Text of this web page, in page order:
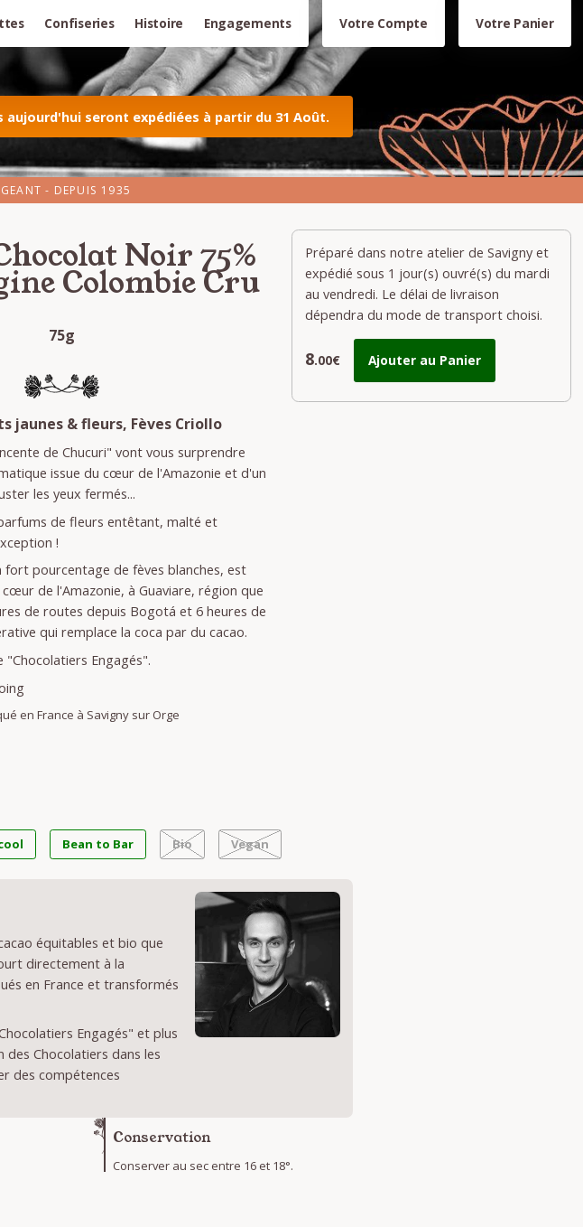
Confiseries Histoire Engagements Votre Compte Votre Panier
aujourd'hui seront expédiées à partir du 31 Août.
- DEPUIS 1935
Noir 75%
Colombie Cru
75g
jaunes & fleurs, Fèves Criollo
de Chucuri" vont vous surprendre
issue du cœur de l'Amazonie et d'un
les yeux fermés...
de fleurs entêtant, malté et
!
fort pourcentage de fèves blanches, est
de l'Amazonie, à Guaviare, région que
de routes depuis Bogotá et 6 heures de
qui remplace la coca par du cacao.
Engagés".
en France à Savigny sur Orge
Préparé dans notre atelier de Savigny et
expédié sous 1 jour(s) ouvré(s) du mardi
au vendredi. Le délai de livraison
dépendra du mode de transport choisi.
8.00€ Ajouter au Panier
Bean to Bar Bio Vegan
équitables et bio que
directement à la
en France et transformés
Engagés" et plus
Chocolatiers dans les
des compétences
Conservation
Conserver au sec entre 16 et 18°.